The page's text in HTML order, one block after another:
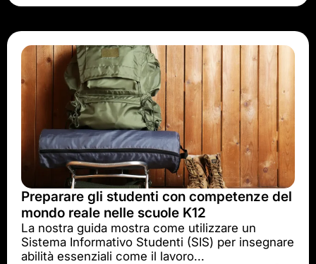
Preparare gli studenti con competenze del
mondo reale nelle scuole K12
La nostra guida mostra come utilizzare un
Sistema Informativo Studenti (SIS) per insegnare
abilità essenziali come il lavoro...